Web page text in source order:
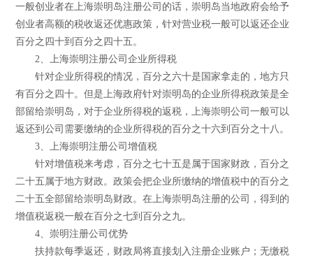
一般创业者在上海崇明岛注册公司的话，崇明岛当地政府会给予
创业者高额的税收返还优惠政策，针对营业税一般可以返还企业
百分之四十到百分之四十五。
2、上海崇明注册公司企业所得税
针对企业所得税的情况，百分之六十是国家拿走的，地方只
有百分之四十。但是上海政府针对崇明岛的企业所得税政策是全
部留给崇明岛，对于企业所得税的返税，上海崇明公司一般可以
返还到公司需要缴纳的企业所得税的百分之十六到百分之十八。
3、上海崇明注册公司增值税
针对增值税来考虑，百分之七十五是属于国家财政，百分之
二十五属于地方财政。政策会把企业所缴纳的增值税中的百分之
二十五全部留给崇明岛财政。在上海崇明岛注册的公司，得到的
增值税返税一般在百分之七到百分之九。
4、崇明注册公司优势
扶持款每季返还，财政局将直接划入注册企业账户；无缴税